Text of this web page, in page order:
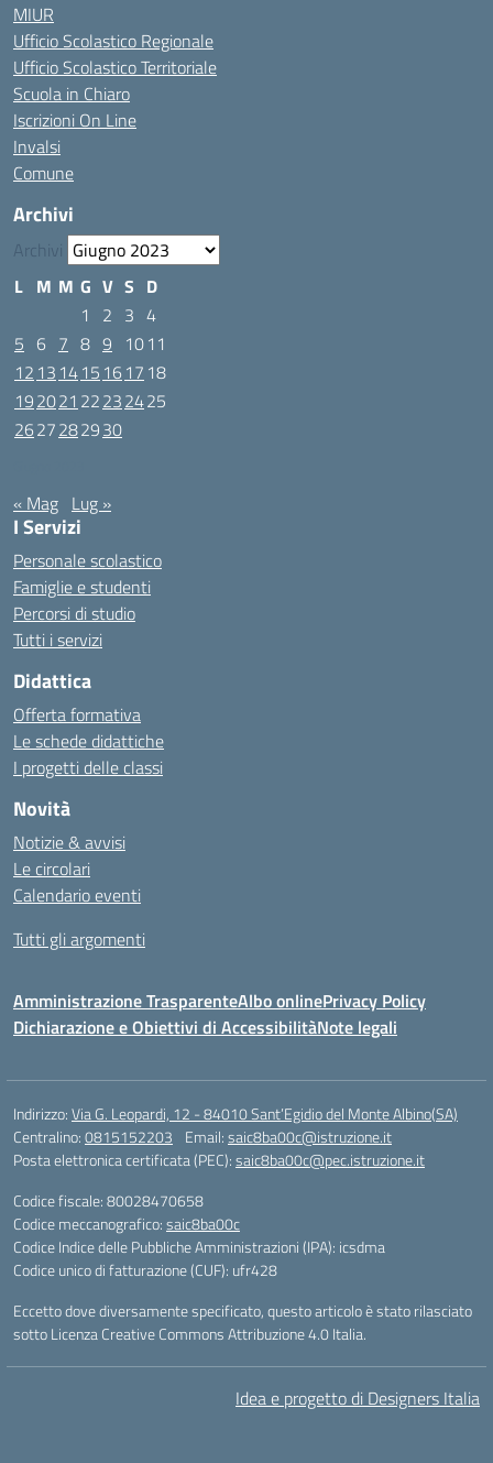
MIUR
Ufficio Scolastico Regionale
Ufficio Scolastico Territoriale
Scuola in Chiaro
Iscrizioni On Line
Invalsi
Comune
Archivi
Archivi
L M M G V S D
1
2 3 4
5 6 7 8 9 1011
12 13 1415 1617 18
192021 22232425
2627282930
« Mag Lug »
I Servizi
Personale scolastico
Famiglie e studenti
Percorsi di studio
Tutti i servizi
Didattica
Offerta formativa
Le schede didattiche
I progetti delle classi
Novità
Notizie & avvisi
Le circolari
Calendario eventi
Tutti gli argomenti
Amministrazione TrasparenteAlbo onlinePrivacy Policy
Dichiarazione e Obiettivi di AccessibilitàNote legali
Indirizzo:Via G. Leopardi, 12 - 84010 Sant’Egidio del Monte Albino(SA)
Centralino:0815152203 Email:saic8ba00c@istruzione.it
Posta elettronica certificata (PEC):saic8ba00c@pec.istruzione.it
Codice fiscale: 80028470658
Codice meccanografico:saic8ba00c
Codice Indice delle Pubbliche Amministrazioni (IPA): icsdma
Codice unico di fatturazione (CUF): ufr428
Eccetto dove diversamente specificato, questo articolo è stato rilasciato
sotto Licenza Creative Commons Attribuzione 4.0 Italia.
Idea e progetto di Designers Italia